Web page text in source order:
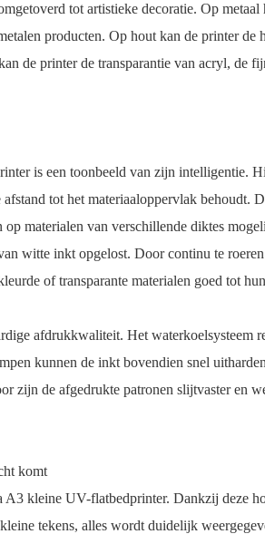
tot artistieke decoratie. Op metaal
producten. Op hout kan de printer
de printer de transparantie van acryl, de
is een toonbeeld van zijn intelligentie.
tot het materiaaloppervlak behoudt.
materialen van verschillende diktes
witte inkt opgelost. Door continu te
of transparante materialen goed tot
afdrukkwaliteit. Het waterkoelsysteem
kunnen de inkt bovendien snel
zijn de afgedrukte patronen slijtvaster en
komt
kleine UV-flatbedprinter. Dankzij deze
tekens, alles wordt duidelijk